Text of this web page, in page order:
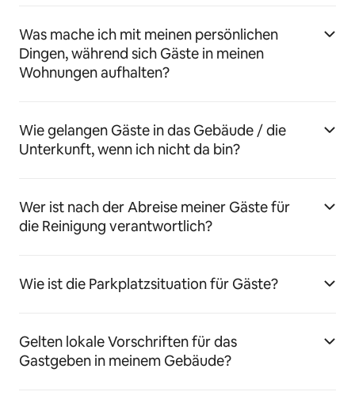
Was mache ich mit meinen persönlichen
Dingen, während sich Gäste in meinen
Wohnungen aufhalten?
Wie gelangen Gäste in das Gebäude / die
Unterkunft, wenn ich nicht da bin?
Wer ist nach der Abreise meiner Gäste für
die Reinigung verantwortlich?
Wie ist die Parkplatzsituation für Gäste?
Gelten lokale Vorschriften für das
Gastgeben in meinem Gebäude?